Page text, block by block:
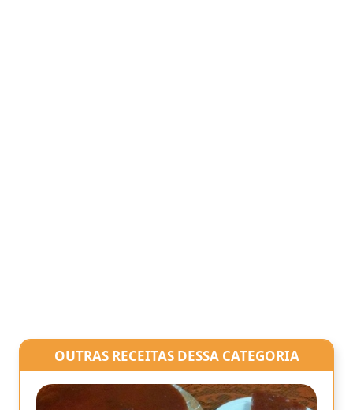
OUTRAS RECEITAS DESSA CATEGORIA